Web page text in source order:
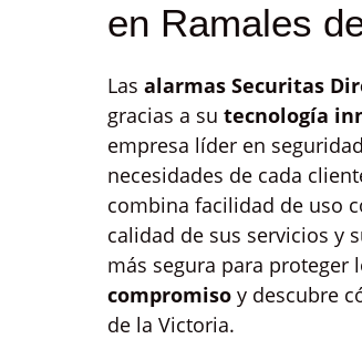
en Ramales
Las alarmas Securitas
gracias a su tecnología
empresa líder en
necesidades de cada
combina facilidad de uso
calidad de sus servicios y
más segura para proteger
compromiso y descubre
de la Victoria.